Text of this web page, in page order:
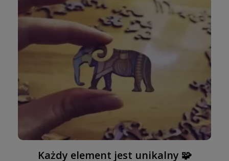
Każdy element jest unikalny 🧩